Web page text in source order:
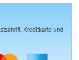
Kreditkarte und